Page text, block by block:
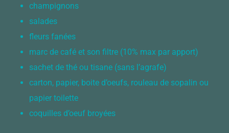
champignons
salades
fleurs fanées
marc de café et son filtre (10% max par apport)
sachet de thé ou tisane (sans l’agrafe)
carton, papier, boite d’oeufs, rouleau de sopalin ou
papier toilette
coquilles d’oeuf broyées